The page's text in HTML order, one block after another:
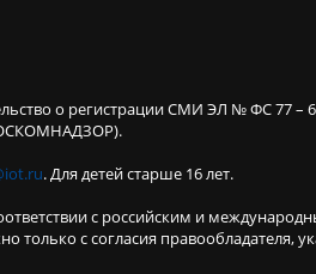
о регистрации СМИ ЭЛ № ФС 77 –
. Для детей старше 16 лет.
с российским и
с согласия правообладателя,